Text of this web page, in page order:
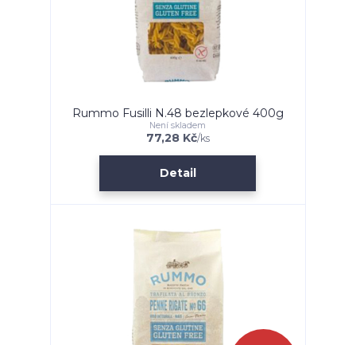
Rummo Fusilli N.48 bezlepkové 400g
77,28 Kč/ks
Není skladem
Detail